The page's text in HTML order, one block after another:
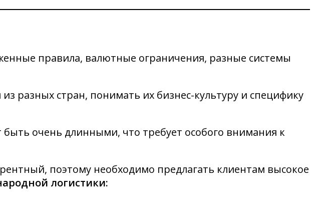
правила, валютные ограничения, разные системы
разных стран, понимать их бизнес-культуру и специфику
быть очень длинными, что требует особого внимания к
поэтому необходимо предлагать клиентам высокое
логистики: